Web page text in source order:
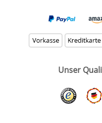
Unser